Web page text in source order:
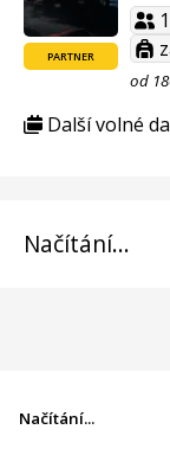
PARTNER
od
Další volné
Načítání...
Načítání...